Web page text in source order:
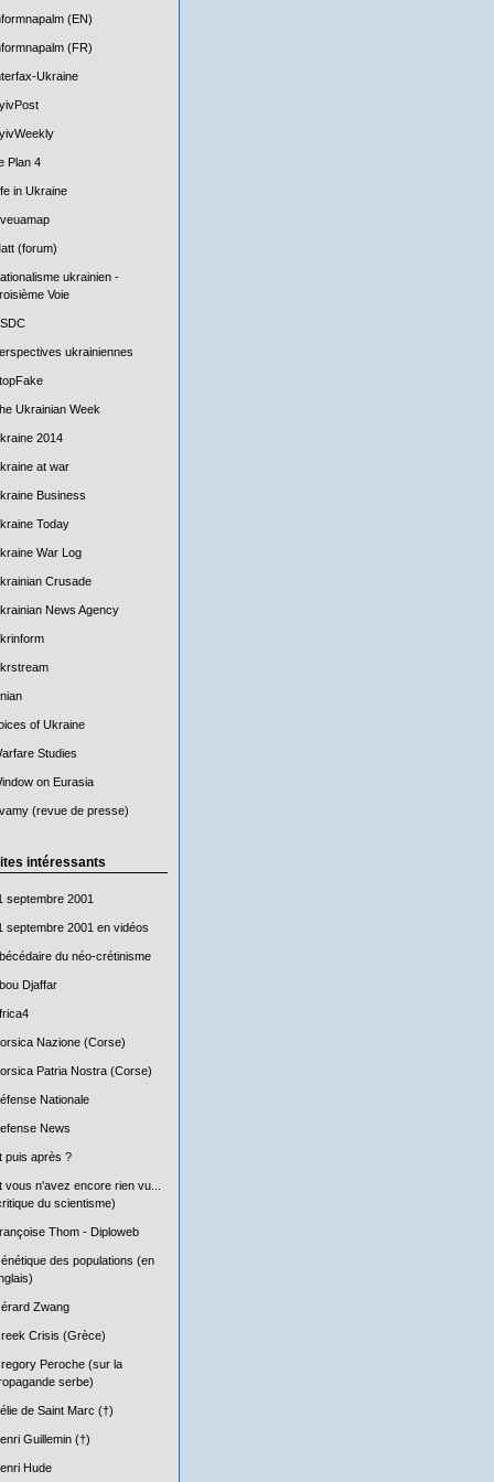
(EN)
(FR)
Ukraine
Plan 4
in Ukraine
(forum)
ukrainien -
Voie
ukrainiennes
Ukrainian Week
2014
at war
Business
Today
War Log
Crusade
News Agency
of Ukraine
Studies
on Eurasia
(revue de presse)
intéressants
septembre 2001
septembre 2001 en vidéos
du néo-crétinisme
Djaffar
Nazione (Corse)
Patria Nostra (Corse)
Nationale
News
puis après ?
vous n'avez encore rien vu...
du scientisme)
Thom - Diploweb
des populations (en
Zwang
Crisis (Grèce)
Peroche (sur la
serbe)
de Saint Marc (†)
Guillemin (†)
Hude